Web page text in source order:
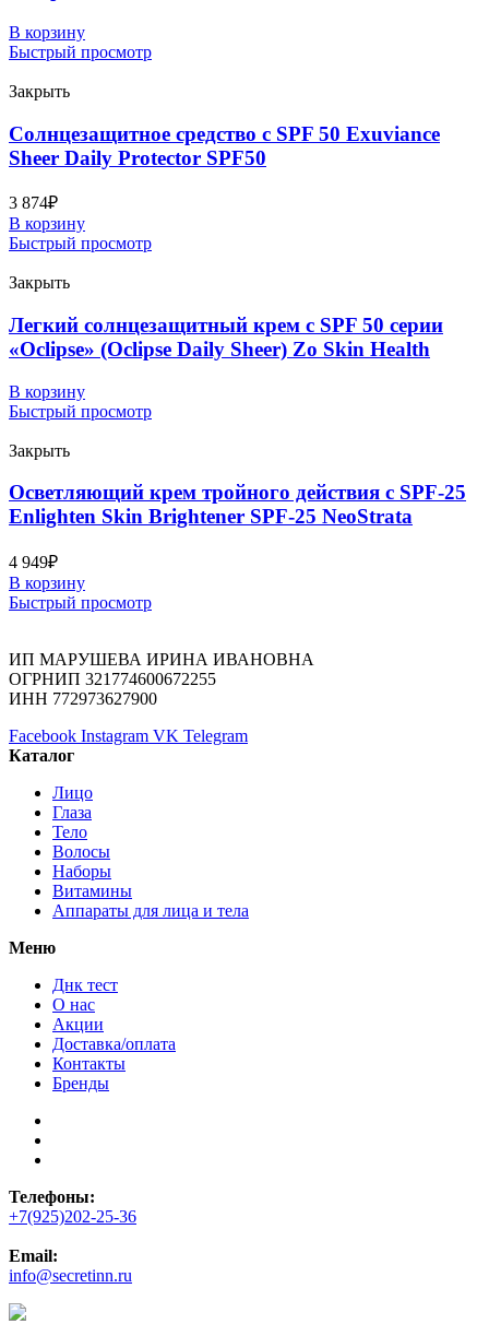
В корзину
Быстрый просмотр
Закрыть
Солнцезащитное средство с SPF 50 Exuviance
Sheer Daily Protector SPF50
3 874₽
В корзину
Быстрый просмотр
Закрыть
Легкий солнцезащитный крем с SPF 50 серии
«Oclipse» (Oclipse Daily Sheer) Zo Skin Health
В корзину
Быстрый просмотр
Закрыть
Осветляющий крем тройного действия с SPF-25
Enlighten Skin Brightener SPF-25 NeoStrata
4 949₽
В корзину
Быстрый просмотр
ИП МАРУШЕВА ИРИНА ИВАНОВНА
ОГРНИП 321774600672255
ИНН 772973627900
Facebook Instagram VK Telegram
Каталог
Лицо
Глаза
Тело
Волосы
Наборы
Витамины
Аппараты для лица и тела
Меню
Днк тест
О нас
Акции
Доставка/оплата
Контакты
Бренды
Телефоны:
+7(925)202-25-36
Email:
info@secretinn.ru